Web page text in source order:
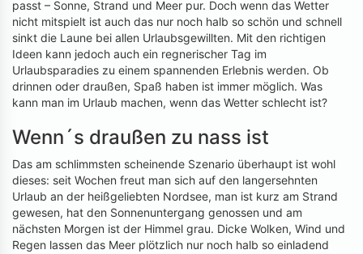
passt – Sonne, Strand und Meer pur. Doch wenn das Wetter
nicht mitspielt ist auch das nur noch halb so schön und schnell
sinkt die Laune bei allen Urlaubsgewillten. Mit den richtigen
Ideen kann jedoch auch ein regnerischer Tag im
Urlaubsparadies zu einem spannenden Erlebnis werden. Ob
drinnen oder draußen, Spaß haben ist immer möglich. Was
kann man im Urlaub machen, wenn das Wetter schlecht ist?
Wenn´s draußen zu nass ist
Das am schlimmsten scheinende Szenario überhaupt ist wohl
dieses: seit Wochen freut man sich auf den langersehnten
Urlaub an der heißgeliebten Nordsee, man ist kurz am Strand
gewesen, hat den Sonnenuntergang genossen und am
nächsten Morgen ist der Himmel grau. Dicke Wolken, Wind und
Regen lassen das Meer plötzlich nur noch halb so einladend